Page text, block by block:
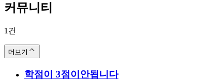
lg생명산업부두산중공업
커뮤니티
1 건
더보기
학점이 3점이안됩니다